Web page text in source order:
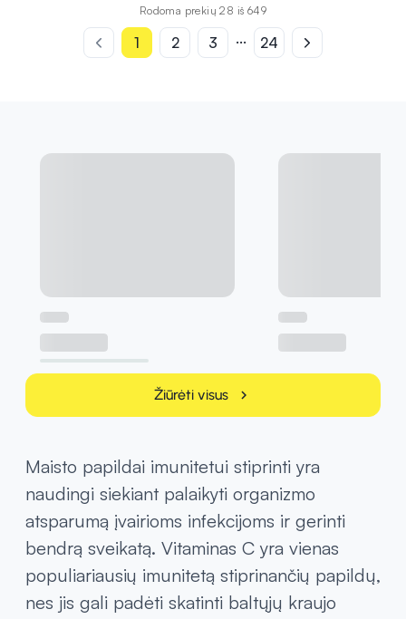
Rodoma prekių 28 iš 649
1 2 3 ... 24
Žiūrėti visus chevron_right
Maisto papildai imunitetui stiprinti yra
naudingi siekiant palaikyti organizmo
atsparumą įvairioms infekcijoms ir gerinti
bendrą sveikatą. Vitaminas C yra vienas
populiariausių imunitetą stiprinančių papildų,
nes jis gali padėti skatinti baltųjų kraujo